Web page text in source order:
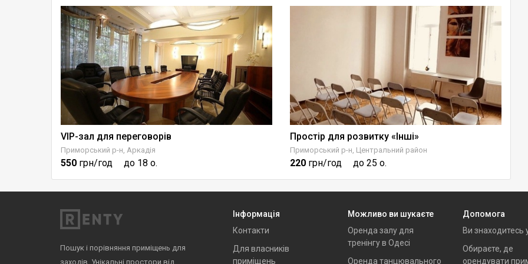
VIP-зал для переговорів
Приморський р-н, Аркадія
550 грн/год до 18 о.
Простір для розвитку «Інші»
Приморський р-н, Центральний район
220 грн/год до 25 о.
Пошук і порівняння приміщень для
заходів. Унікальні простори від
Інформація
Контакти
Для власників
приміщень
Можливо ви шукаєте
Оренда залу для
тренінгу в Одесі
Оренда танцювального
Допомога
Ви знаходитесь
Обираєте, де
орендувати